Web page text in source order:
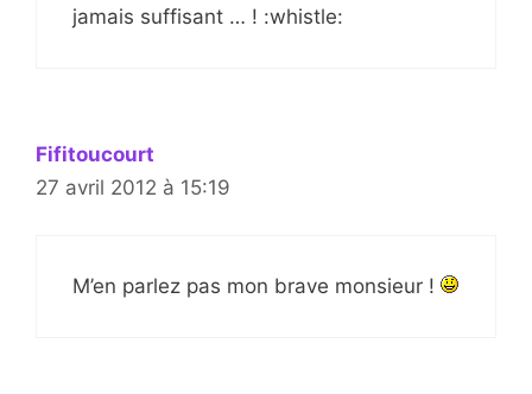
jamais suffisant … ! :whistle:
Fifitoucourt
27 avril 2012 à 15:19
M’en parlez pas mon brave monsieur !